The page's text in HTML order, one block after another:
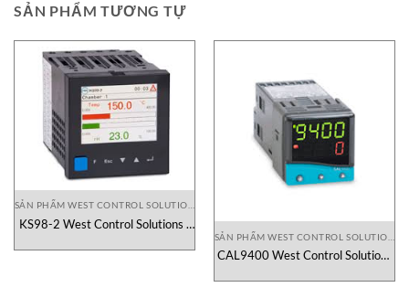
SẢN PHẨM TƯƠNG TỰ
KS98-2 West Control Solutions |
Loop Profiling Controller
CAL9400 West Control Solutions
DIN Chính Hãng